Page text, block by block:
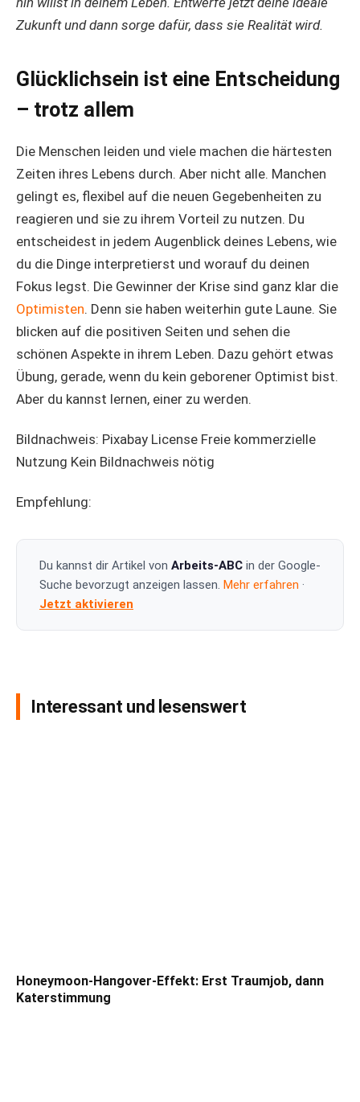
Zukunft und dann sorge dafür, dass sie Realität wird.
Glücklichsein ist eine Entscheidung
– trotz allem
Die Menschen leiden und viele machen die härtesten
Zeiten ihres Lebens durch. Aber nicht alle. Manchen
gelingt es, flexibel auf die neuen Gegebenheiten zu
reagieren und sie zu ihrem Vorteil zu nutzen. Du
entscheidest in jedem Augenblick deines Lebens, wie
du die Dinge interpretierst und worauf du deinen
Fokus legst. Die Gewinner der Krise sind ganz klar die
Optimisten. Denn sie haben weiterhin gute Laune. Sie
blicken auf die positiven Seiten und sehen die
schönen Aspekte in ihrem Leben. Dazu gehört etwas
Übung, gerade, wenn du kein geborener Optimist bist.
Aber du kannst lernen, einer zu werden.
Bildnachweis: Pixabay License Freie kommerzielle
Nutzung Kein Bildnachweis nötig
Empfehlung:
Du kannst dir Artikel von Arbeits-ABC in der Google-
Suche bevorzugt anzeigen lassen. Mehr erfahren ·
Jetzt aktivieren
Interessant und lesenswert
Honeymoon-Hangover-Effekt: Erst Traumjob, dann
Katerstimmung